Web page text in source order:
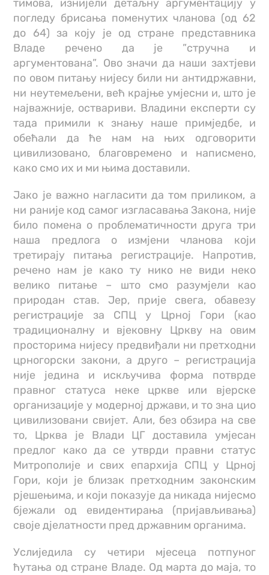
тимова, изнијели детаљну аргументацију у
погледу брисања поменутих чланова (од 62
до 64) за коју је од стране представника
Владе речено да је ”стручна и
аргументована”. Ово значи да наши захтјеви
по овом питању нијесу били ни антидржавни,
ни неутемељени, већ крајње умјесни и, што је
најважније, оствариви. Владини експерти су
тада примили к знању наше примједбе, и
обећали да ће нам на њих одговорити
цивилизовано, благовремено и написмено,
како смо их и ми њима доставили.
Јако је важно нагласити да том приликом, а
ни раније код самог изгласавања Закона, није
било помена о проблематичности друга три
наша предлога о измјени чланова који
третирају питања регистрације. Напротив,
речено нам је како ту нико не види неко
велико питање – што смо разумјели као
природан став. Јер, прије свега, обавезу
регистрације за СПЦ у Црној Гори (као
традиционалну и вјековну Цркву на овим
просторима нијесу предвиђали ни претходни
црногорски закони, а друго – регистрација
није једина и искључива форма потврде
правног статуса неке цркве или вјерске
организације у модерној држави, и то зна цио
цивилизовани свијет. Али, без обзира на све
то, Црква је Влади ЦГ доставила умјесан
предлог како да се утврди правни статус
Митрополије и свих епархија СПЦ у Црној
Гори, који је близак претходним законским
рјешењима, и који показује да никада нијесмо
бјежали од евидентирања (пријављивања)
своје дјелатности пред државним органима.
Услиједила су четири мјесеца потпуног
ћутања од стране Владе. Од марта до маја, то